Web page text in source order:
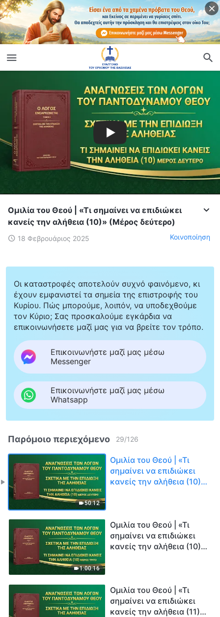
Ομιλία του Θεού | «Τι σημαίνει να επιδιώκει
κανείς την αλήθεια (10)» (Μέρος δεύτερο)
18 Φεβρουάριος 2025 Κοινοποίηση
Οι καταστροφές αποτελούν συχνό φαινόμενο, κι
έχουν εμφανιστεί τα σημεία της επιστροφής του
Κυρίου. Πώς μπορούμε, λοιπόν, να υποδεχθούμε
τον Κύριο; Σας προσκαλούμε εγκάρδια να
επικοινωνήσετε μαζί μας για να βρείτε τον τρόπο.
Επικοινωνήστε μαζί μας μέσω
Messenger
Επικοινωνήστε μαζί μας μέσω
Whatsapp
Παρόμοιο περιεχόμενο 29/126
50:12
Ομιλία του Θεού | «Τι
σημαίνει να επιδιώκει
κανείς την αλήθεια (10)»
1:00:16
Ομιλία του Θεού | «Τι
σημαίνει να επιδιώκει
κανείς την αλήθεια (10)»
Ομιλία του Θεού | «Τι
σημαίνει να επιδιώκει
κανείς την αλήθεια (11)»